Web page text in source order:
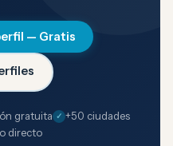
— Gratis
gratuita
+50 ciudades
directo